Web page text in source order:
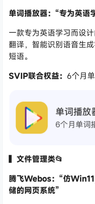
单词播放器：“专为英语
一款专为英语学习而设
翻译，智能识别语音生
短语。
SVIP联合权益： 6个月
文件管理类📂
腾飞Webos：“仿
储的网页系统”